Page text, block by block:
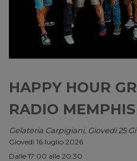
HAPPY HOUR
RADIO
Gelateria Carpigiani, Giovedi 25
Giovedì 16 luglio 2026
Dalle 17:00 alle 20:30